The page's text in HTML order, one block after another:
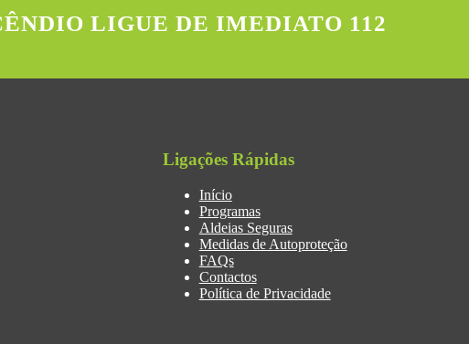
LIGUE DE IMEDIATO 112
Ligações Rápidas
Início
Programas
Aldeias Seguras
Medidas de Autoproteção
FAQs
Contactos
Política de Privacidade